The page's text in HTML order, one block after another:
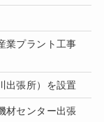
業プラント工事
出張所）を設置
材センター出張